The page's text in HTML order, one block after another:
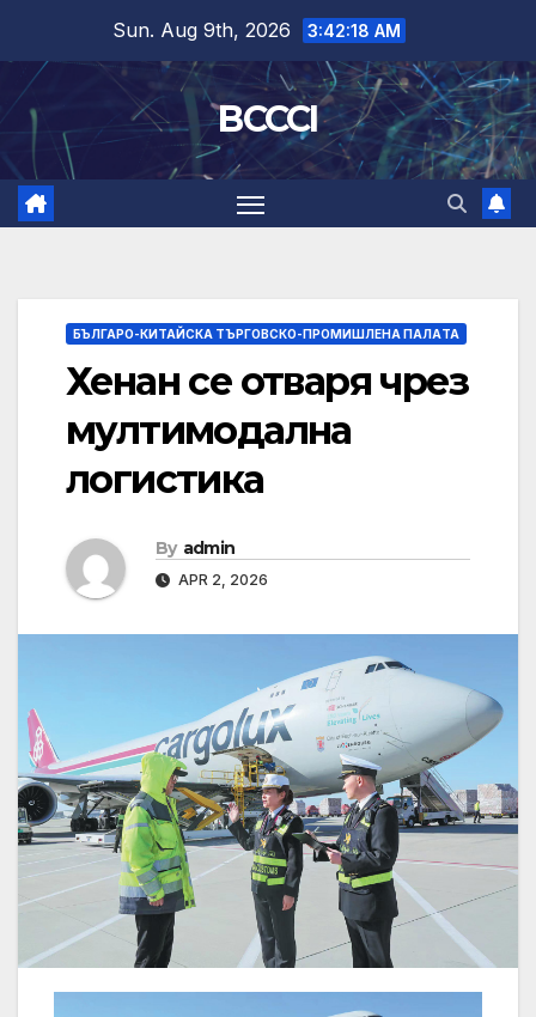
content
Sun. Aug 9th, 2026 3:42:19 AM
BCCCI
БЪЛГАРО-КИТАЙСКА ТЪРГОВСКО-ПРОМИШЛЕНА ПАЛAТА
Хенан се отваря чрез
мултимодална
логистика
By admin
APR 2, 2026